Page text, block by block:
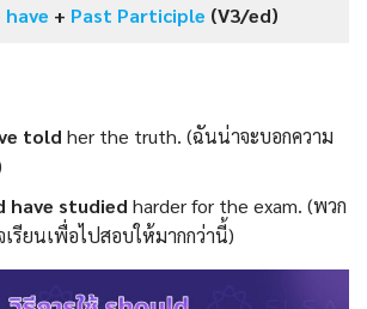
have + Past Participle (V3/ed)
told her the truth. (ฉันน่าจะบอกความ
have studied harder for the exam. (พวก
เรียนเพื่อไปสอบให้มากกว่านี้)